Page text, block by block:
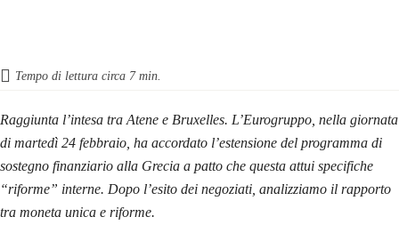
Tempo di lettura circa 7min.
Raggiunta l’intesa tra Atene e Bruxelles. L’Eurogruppo, nella giornata
di martedì 24 febbraio, ha accordato l’estensione del programma di
sostegno finanziario alla Grecia a patto che questa attui specifiche
“riforme” interne. Dopo l’esito dei negoziati, analizziamo il rapporto
tra moneta unica e riforme.